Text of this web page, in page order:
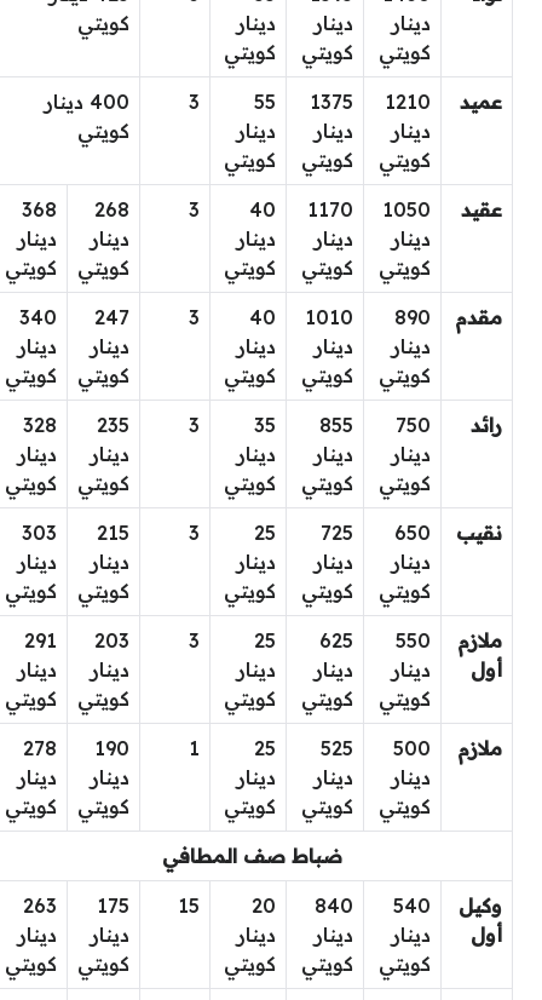
دينار
كويتي
دينار
كويتي
دينار
كويتي
كويتي
عميد
1210
دينار
كويتي
1375
دينار
كويتي
55
دينار
كويتي
3
400 دينار
كويتي
عقيد
1050
دينار
كويتي
1170
دينار
كويتي
40
دينار
كويتي
3
268
دينار
كويتي
368
دينار
كويتي
مقدم
890
دينار
كويتي
1010
دينار
كويتي
40
دينار
كويتي
3
247
دينار
كويتي
340
دينار
كويتي
رائد
750
دينار
كويتي
855
دينار
كويتي
35
دينار
كويتي
3
235
دينار
كويتي
328
دينار
كويتي
نقيب
650
دينار
كويتي
725
دينار
كويتي
25
دينار
كويتي
3
215
دينار
كويتي
303
دينار
كويتي
ملازم
أول
550
دينار
كويتي
625
دينار
كويتي
25
دينار
كويتي
3
203
دينار
كويتي
291
دينار
كويتي
ملازم
500
دينار
كويتي
525
دينار
كويتي
25
دينار
كويتي
1
190
دينار
كويتي
278
دينار
كويتي
ضباط صف المطافي
وكيل
أول
540
دينار
كويتي
840
دينار
كويتي
20
دينار
كويتي
15
175
دينار
كويتي
263
دينار
كويتي